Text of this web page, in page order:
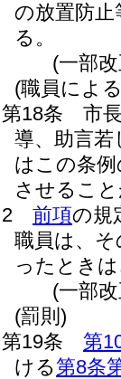
の放置防
る。
(一部
(職員によ
第18条
市
導、助言若
はこの条
させるこ
2
前項の規
職員は、
ったとき
(一部
(罰則)
第19条
第
ける第8条